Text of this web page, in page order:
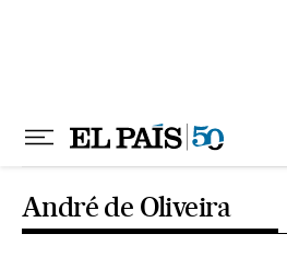
André de Oliveira